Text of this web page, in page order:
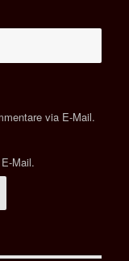
via E-Mail.
Mail.